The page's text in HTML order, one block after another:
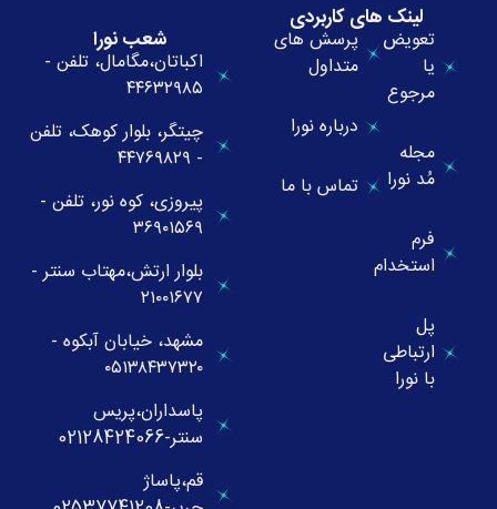
لینک های کاربردی
تعویض
یا
مرجوع
مجله
مُد نورا
فرم
استخدام
پل
ارتباطی
با نورا
پرسش های
متداول
درباره نورا
تماس با ما
شعب نورا
اکباتان،مگامال، تلفن -
۴۴۶۳۲۹۸۵
چیتگر، بلوار کوهک، تلفن
- ۴۴۷۶۹۸۲۹
پیروزی، کوه نور، تلفن -
۳۶۹۰۱۵۶۹
بلوار ارتش،مهتاب سنتر -
۲۱۰۰۱۶۷۷
مشهد، خیابان آبکوه -
۰۵۱۳۸۴۳۷۳۲۰
پاسداران،پریس
سنتر-02128424066
قم،پاساژ